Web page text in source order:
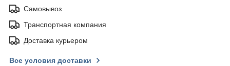
Самовывоз
Транспортная компания
Доставка курьером
Все условия доставки